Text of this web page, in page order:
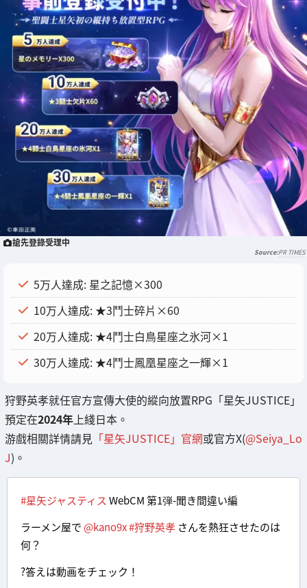
搶先登錄受理中
PR TIMES
5万人達成: 星之記憶×300
10万人達成: ★3鬥士碎片×60
20万人達成: ★4鬥士白鳥星座之氷河×1
30万人達成: ★4鬥士鳳凰星座之一輝×1
狩野英孝就任官方宣傳大使的縱向放置RPG「星矢JUSTICE」
預定在2024年上綫日本。
游戲相關詳情請見 「星矢JUSTICE」官網或官方X(@Seiya_Lo
J)。
#星矢ジャスティス WebCM 第1弾-聞き間違い編
ラーメン屋で@kano9x#狩野英孝 さんを熱狂させたのは
何？
?答えは動画をチェック！